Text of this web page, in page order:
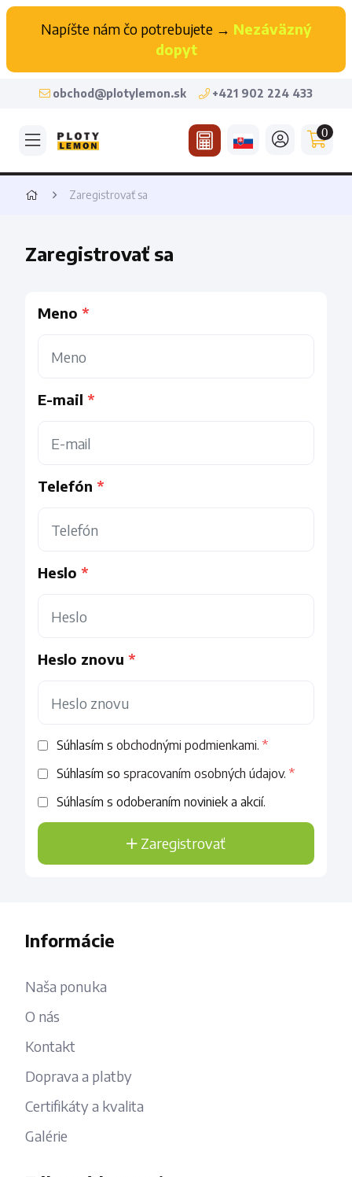
Napíšte nám čo potrebujete → Nezáväzný
dopyt
obchod@plotylemon.sk +421 902 224 433
0
Zaregistrovať sa
Zaregistrovať sa
Meno
E-mail
Telefón
Heslo
Heslo znovu
Súhlasím s obchodnými podmienkami.
Súhlasím so spracovaním osobných údajov.
Súhlasím s odoberaním noviniek a akcií.
Zaregistrovať
Informácie
Naša ponuka
O nás
Kontakt
Doprava a platby
Certifikáty a kvalita
Galérie